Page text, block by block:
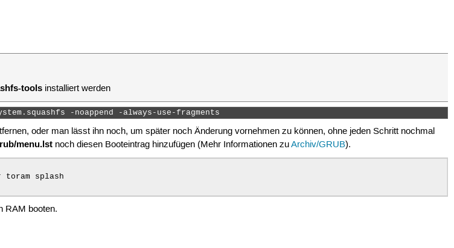
tools installiert werden
-noappend -always-use-fragments
oder man lässt ihn noch, um später noch Änderung vornehmen zu können, ohne jeden Schritt nochmal
menu.lst noch diesen Booteintrag hinzufügen (Mehr Informationen zuArchiv/GRUB).
toram splash
RAM booten.